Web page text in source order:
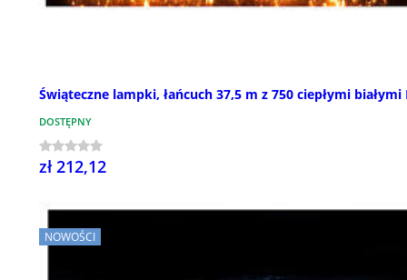
Świąteczne lampki, łańcuch 37,5 m z 750 ciepłymi białymi
DOSTĘPNY
zł 212,12
NOWOŚCI